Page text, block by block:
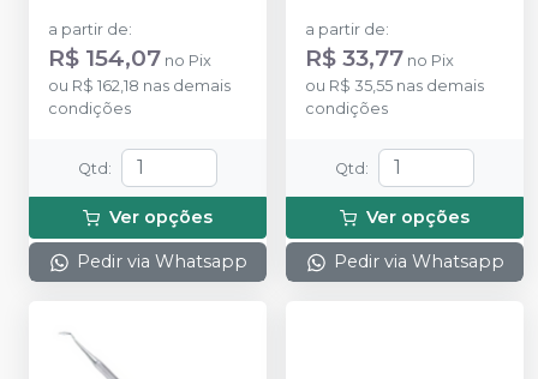
a partir de:
R$ 154,07 no Pix
ou R$ 162,18 nas demais
condições
Qtd:
Ver opções
Pedir via Whatsapp
a partir de:
R$ 33,77 no Pix
ou R$ 35,55 nas demais
condições
Qtd:
Ver opções
Pedir via Whatsapp